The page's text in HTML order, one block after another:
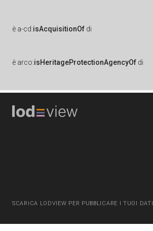
è a-cd:isAcquisitionOf di
è arco:isHeritageProtectionAgencyOf di
SCARICA LODVIEW PER PUBBLICARE I TUOI DATI